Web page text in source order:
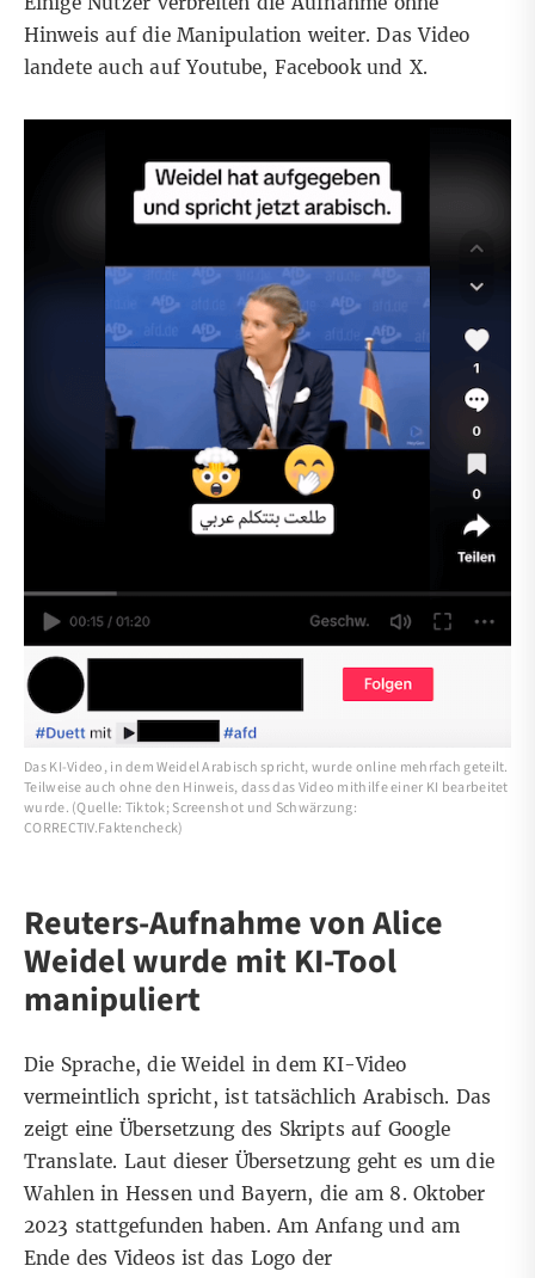
Hinweis auf die Manipulation weiter. Das Video
landete auch aufYoutube, FacebookundX.
Das KI-Video, in dem Weidel Arabisch spricht, wurde online mehrfach geteilt.
Teilweise auch ohne den Hinweis, dass das Video mithilfe einer KI bearbeitet
wurde. (Quelle: Tiktok; Screenshot und Schwärzung:
CORRECTIV.Faktencheck)
Reuters-Aufnahme von Alice
Weidel wurde mit KI-Tool
manipuliert
Die Sprache, die Weidel in dem KI-Video
vermeintlich spricht, ist tatsächlich Arabisch. Das
zeigt eine Übersetzung des Skripts aufGoogle
Translate. Laut dieser Übersetzung geht es um die
Wahlen in Hessen und Bayern, die am 8. Oktober
2023 stattgefunden haben. Am Anfang und am
Ende des Videos ist das Logo der